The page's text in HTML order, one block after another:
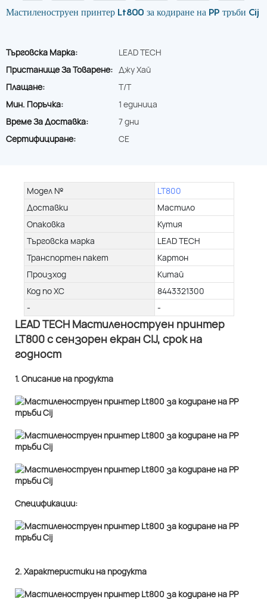
Мастиленоструен принтер Lt800 за кодиране на PP тръби Cij
Търговска Марка:
LEAD TECH
Пристанище За Товарене: Джу Хай
Плащане:
T/T
Мин. Поръчка:
1 единица
Време За Доставка:
7 дни
Сертифициране:
CE
Модел №
LT800
Доставки
Мастило
Опаковка
Кутия
Търговска марка
LEAD TECH
Транспортен пакет
Картон
Произход
Китай
Код по ХС
8443321300
-
-
LEAD TECH Мастиленоструен принтер
LT800 с сензорен екран CIJ, срок на
годност
1. Описание на продукта
Спецификации:
2. Характеристики на продукта